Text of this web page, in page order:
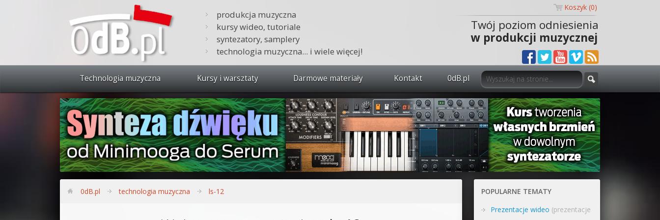
produkcja muzyczna
kursy wideo, tutoriale
syntezatory, samplery
technologia muzyczna... i wiele więcej!
Koszyk (0)
Twój poziom odniesienia
w produkcji muzycznej
Technologia muzyczna Kursy i warsztaty
Zobacz wszystkie kursy i warsztaty
Synteza dźwięku 🔥
Produkcja muzyczna w praktyce
Bitwig Studio od podstaw
Darmowe materiały Kontakt 0dB.pl
0dB.pl - informacje
Newsletter
Materiały dla mediów
Archiwum aktualności
0dB.pl technologia muzyczna ls-12
POPULARNE TEMATY
Prezentacje wideo (prezentacje